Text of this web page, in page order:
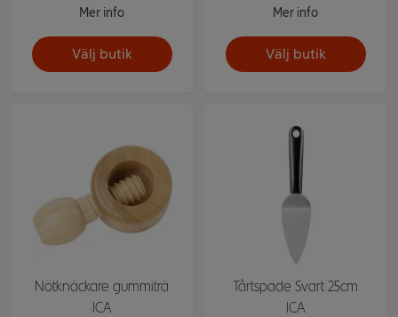
Mer info
Välj butik
Mer info
Välj butik
Nötknäckare gummiträ
ICA
Tårtspade Svart 25cm
ICA